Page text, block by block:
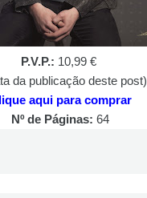
P.V.P.: 10,99 €
da publicação deste post)
aqui para comprar
Nº de Páginas: 64